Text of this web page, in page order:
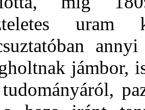
jámbor,